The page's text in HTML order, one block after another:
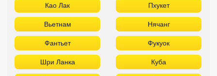
Као Лак Пхукет
Вьетнам Нячанг
Фантьет Фукуок
Шри Ланка Куба